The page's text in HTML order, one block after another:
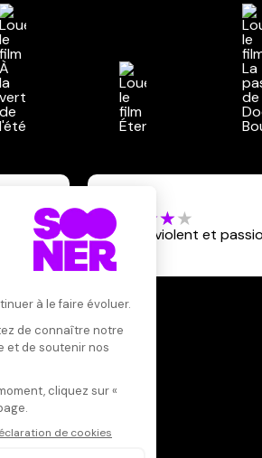
Un film violent et
voir